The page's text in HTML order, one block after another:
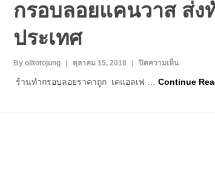
กรอบลอยแคนวาส ส่ง
ประเทศ
By oiltotojung ตุลาคม 15, 2018 ปิดความเห็นบน
กรอบ
ร้านทำกรอบลอยราคาถูก เคแอลเฟ … Continue